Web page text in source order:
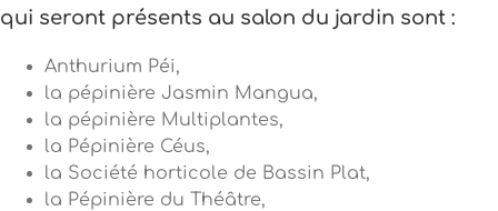
qui seront présents au salon du jardin sont :
Anthurium Péi,
la pépinière Jasmin Mangua,
la pépinière Multiplantes,
la Pépinière Céus,
la Société horticole de Bassin Plat,
la Pépinière du Théâtre,